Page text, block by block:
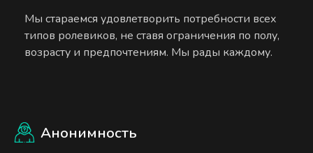
Мы стараемся удовлетворить потребности всех
типов ролевиков, не ставя ограничения по полу,
возрасту и предпочтениям. Мы рады каждому.
Анонимность